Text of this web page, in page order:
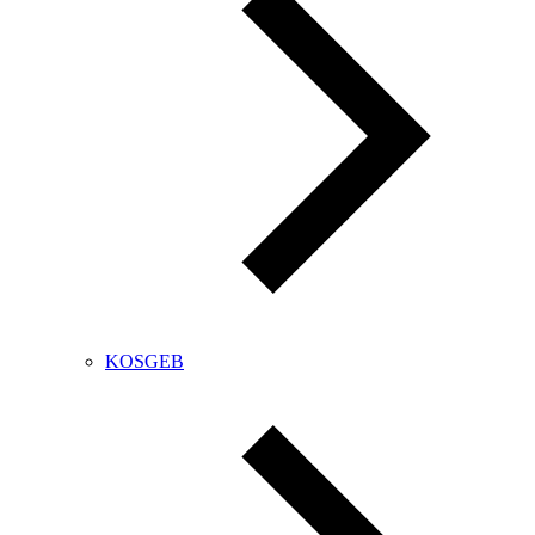
KOSGEB